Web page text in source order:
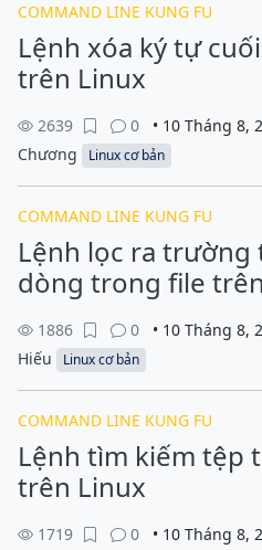
COMMAND LINE KUNG FU
Lệnh xóa ký tự
trên Linux
2639 0 • 10 Tháng 8,
Chương
Linux cơ bản
COMMAND LINE KUNG FU
Lệnh lọc ra trường
dòng trong file
1886 0 • 10 Tháng 8,
Hiếu
Linux cơ bản
COMMAND LINE KUNG FU
Lệnh tìm kiếm tệp
trên Linux
1719 0 • 10 Tháng 8,